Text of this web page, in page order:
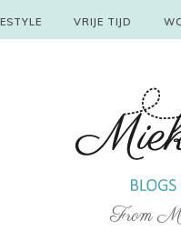
VRIJE TIJD
From